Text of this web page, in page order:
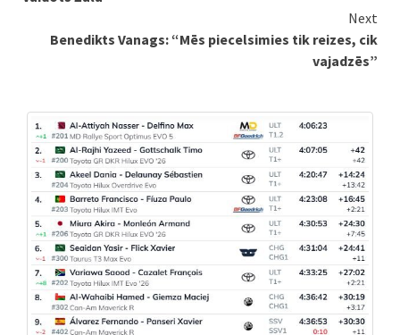
Next
Benedikts Vanags: “Mēs piecelsimies tik reizes, cik
vajadzēs”